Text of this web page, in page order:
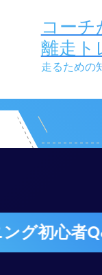
コー
離走ト
走るための
Q&A